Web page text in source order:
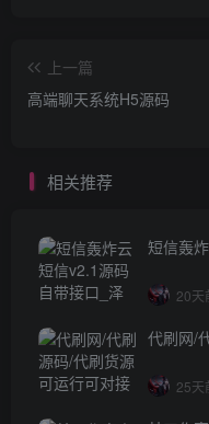
上一篇
高端聊天系统H5源码
相关推荐
短信轰
20天
代刷网/
25天